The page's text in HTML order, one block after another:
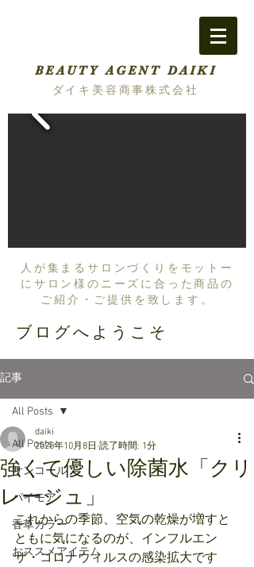
BEAUTY AGENT DAIKI
ダイキ美容商事株式会社
人が集まるサロンづくりをモットー
にサロン様のニーズに合った商品の
ご紹介・ご提供を致します。
ブログへようこそ
記事
All Posts
サンコール
パイモア
香草カラー
おススメアイテム
All Posts
強くて優しい除菌水「クリ
レージュ」
daiki
2020年10月8日 読了時間: 1分
これからの季節、空気の乾燥が増すと
ともに気になるのが、インフルエン
ザ・コロナウィルスの感染拡大です